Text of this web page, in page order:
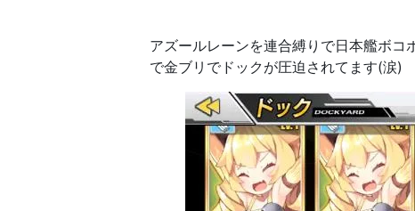
アズールレーンを連合縛りで日本艦ボ
で金ブリでドックが圧迫されてます(涙)